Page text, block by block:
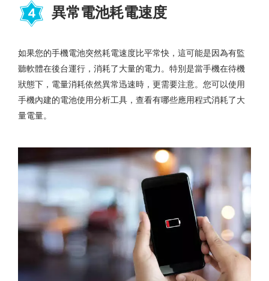
4 異常電池耗電速度
如果您的手機電池突然耗電速度比平常快，這可能是因為有監
聽軟體在後台運行，消耗了大量的電力。特別是當手機在待機
狀態下，電量消耗依然異常迅速時，更需要注意。您可以使用
手機內建的電池使用分析工具，查看有哪些應用程式消耗了大
量電量。